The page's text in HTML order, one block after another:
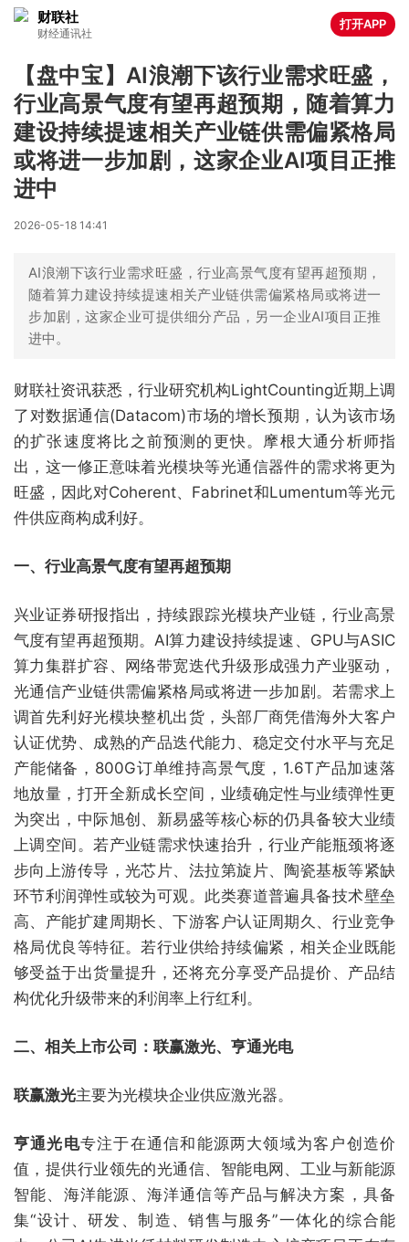
财联社
财经通讯社
打开APP
【盘中宝】AI浪潮下该行业需求旺盛，
行业高景气度有望再超预期，随着算力
建设持续提速相关产业链供需偏紧格局
或将进一步加剧，这家企业AI项目正推
进中
2026-05-18 14:41
AI浪潮下该行业需求旺盛，行业高景气度有望再超预期，
随着算力建设持续提速相关产业链供需偏紧格局或将进一
步加剧，这家企业可提供细分产品，另一企业AI项目正推
进中。
财联社资讯获悉，行业研究机构LightCounting近期上调
了对数据通信(Datacom)市场的增长预期，认为该市场
的扩张速度将比之前预测的更快。摩根大通分析师指
出，这一修正意味着光模块等光通信器件的需求将更为
旺盛，因此对Coherent、Fabrinet和Lumentum等光元
件供应商构成利好。
一、行业高景气度有望再超预期
兴业证券研报指出，持续跟踪光模块产业链，行业高景
气度有望再超预期。AI算力建设持续提速、GPU与ASIC
算力集群扩容、网络带宽迭代升级形成强力产业驱动，
光通信产业链供需偏紧格局或将进一步加剧。若需求上
调首先利好光模块整机出货，头部厂商凭借海外大客户
认证优势、成熟的产品迭代能力、稳定交付水平与充足
产能储备，800G订单维持高景气度，1.6T产品加速落
地放量，打开全新成长空间，业绩确定性与业绩弹性更
为突出，中际旭创、新易盛等核心标的仍具备较大业绩
上调空间。若产业链需求快速抬升，行业产能瓶颈将逐
步向上游传导，光芯片、法拉第旋片、陶瓷基板等紧缺
环节利润弹性或较为可观。此类赛道普遍具备技术壁垒
高、产能扩建周期长、下游客户认证周期久、行业竞争
格局优良等特征。若行业供给持续偏紧，相关企业既能
够受益于出货量提升，还将充分享受产品提价、产品结
构优化升级带来的利润率上行红利。
二、相关上市公司：联赢激光、亨通光电
联赢激光主要为光模块企业供应激光器。
亨通光电专注于在通信和能源两大领域为客户创造价
值，提供行业领先的光通信、智能电网、工业与新能源
智能、海洋能源、海洋通信等产品与解决方案，具备
集“设计、研发、制造、销售与服务”一体化的综合能